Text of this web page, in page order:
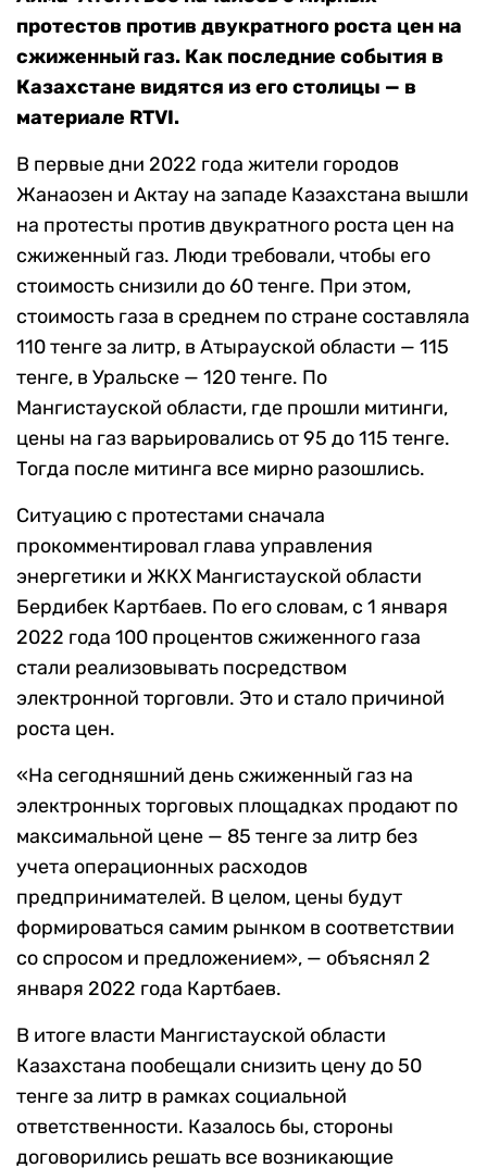
протестов против двукратного роста цен на
сжиженный газ. Как последние события в
Казахстане видятся из его столицы — в
материале RTVI.
В первые дни 2022 года жители городов
Жанаозен и Актау на западе Казахстана вышли
на протесты против двукратного роста цен на
сжиженный газ. Люди требовали, чтобы его
стоимость снизили до 60 тенге. При этом,
стоимость газа в среднем по стране составляла
110 тенге за литр, в Атырауской области — 115
тенге, в Уральске — 120 тенге. По
Мангистауской области, где прошли митинги,
цены на газ варьировались от 95 до 115 тенге.
Тогда после митинга все мирно разошлись.
Ситуацию с протестами сначала
прокомментировал глава управления
энергетики и ЖКХ Мангистауской области
Бердибек Картбаев. По его словам, с 1 января
2022 года 100 процентов сжиженного газа
стали реализовывать посредством
электронной торговли. Это и стало причиной
роста цен.
«На сегодняшний день сжиженный газ на
электронных торговых площадках продают по
максимальной цене — 85 тенге за литр без
учета операционных расходов
предпринимателей. В целом, цены будут
формироваться самим рынком в соответствии
со спросом и предложением», — объяснял 2
января 2022 года Картбаев.
В итоге власти Мангистауской области
Казахстана пообещали снизить цену до 50
тенге за литр в рамках социальной
ответственности. Казалось бы, стороны
договорились решать все возникающие